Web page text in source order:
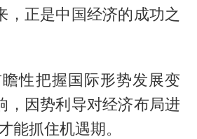
，正是中国经济的成功之
性把握国际形势发展变
，因势利导对经济布局进
能抓住机遇期。